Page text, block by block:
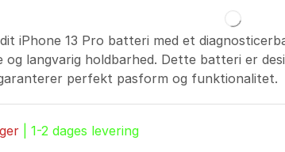
iPhone 13 Pro batteri med et
og langvarig holdbarhed. Dette batteri er
perfekt pasform og funktionalitet.
| 1-2 dages levering